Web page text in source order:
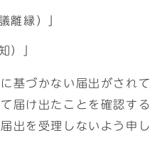
離縁）」
）」
基づかない届出がされて
届け出たことを確認する
出を受理しないよう申し